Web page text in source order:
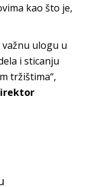
kao što je,
važnu ulogu u
i sticanju
tržištima“,